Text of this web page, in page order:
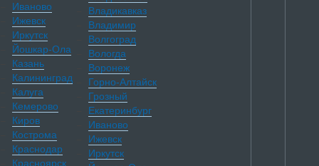
Иваново
Ижевск
Иркутск
Йошкар-Ола
Казань
Калининград
Калуга
Кемерово
Киров
Кострома
Краснодар
Красноярск
Владикавказ
Владимир
Волгоград
Вологда
Воронеж
Горно-Алтайск
Грозный
Екатеринбург
Иваново
Ижевск
Иркутск